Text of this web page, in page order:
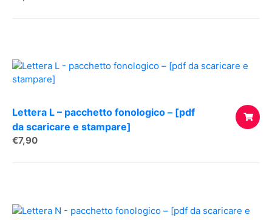
Lettera L – pacchetto fonologico – [pdf
da scaricare e stampare]
€7,90